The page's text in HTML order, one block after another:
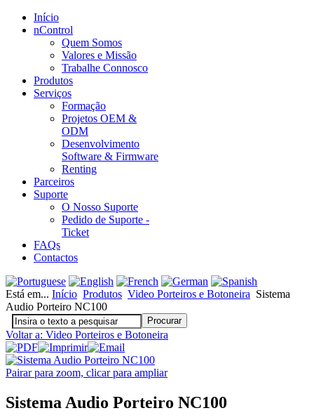
Início
nControl
Quem Somos
Valores e Missão
Trabalhe Connosco
Produtos
Serviços
Formação
Projetos OEM &
ODM
Desenvolvimento
Software & Firmware
Renting
Parceiros
Suporte
O Nosso Suporte
Pedido de Suporte -
Ticket
FAQs
Contactos
Está em... Início Produtos Video Porteiros e Botoneira Sistema
Audio Porteiro NC100
Voltar a: Video Porteiros e Botoneira
Pairar para zoom, clicar para ampliar
Sistema Audio Porteiro NC100